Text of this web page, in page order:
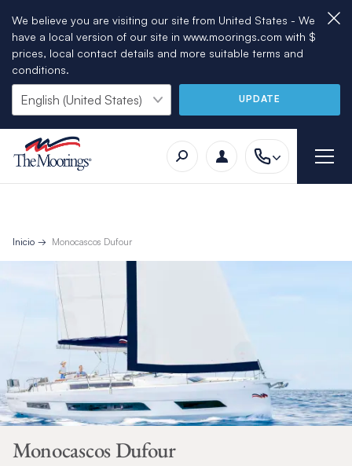
We believe you are visiting our site from United States - We
have a local version of our site in www.moorings.com with $
prices, local contact details and more suitable terms and
conditions.
UPDATE
Inicio Monocascos Dufour
Monocascos Dufour